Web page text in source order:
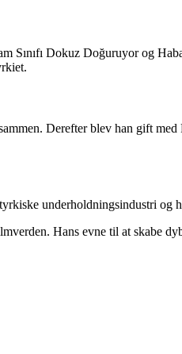
Sınıfı Dokuz Doğuruyor og
Derefter blev han gift med
underholdningsindustri og
Hans evne til at skabe